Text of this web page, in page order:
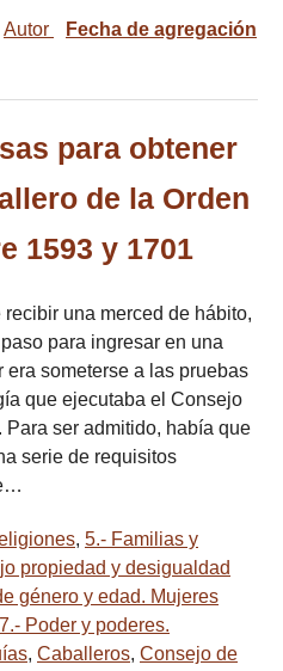
Autor Fecha de agregación
para obtener
de la Orden
1593 y 1701
recibir una merced de hábito,
para ingresar en una
era someterse a las pruebas
que ejecutaba el Consejo
Para ser admitido, había que
serie de requisitos
, 5.- Familias y
propiedad y desigualdad
género y edad. Mujeres
7.- Poder y poderes.
, Caballeros, Consejo de